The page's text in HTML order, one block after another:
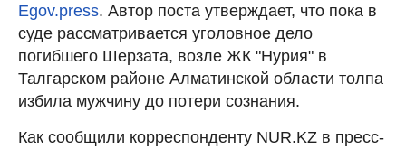
Egov.press. Автор поста утверждает, что пока в
суде рассматривается уголовное дело
погибшего Шерзата, возле ЖК "Нурия" в
Талгарском районе Алматинской области толпа
избила мужчину до потери сознания.
Как сообщили корреспонденту NUR.KZ в пресс-